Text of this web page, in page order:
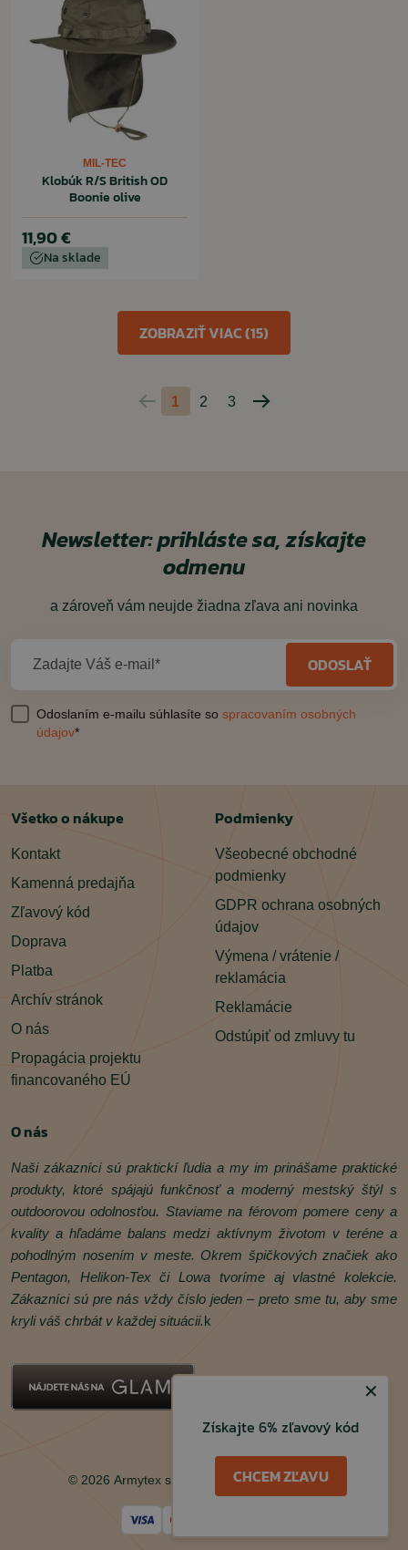
MIL-TEC
Klobúk R/S British OD
Boonie olive
11,90 €
Na sklade
Predchádzajúca
1 2 3
Nasledujúca
ZOBRAZIŤ VIAC (15)
Newsletter: prihláste sa, získajte
odmenu
a zároveň vám neujde žiadna zľava ani novinka
Zadajte Váš e-mail* ODOSLAŤ
Odoslaním e-mailu súhlasíte so spracovaním osobných
údajov*
Všetko o nákupe
Kontakt
Kamenná predajňa
Zľavový kód
Doprava
Platba
Archív stránok
O nás
Propagácia projektu
financovaného EÚ
Podmienky
Všeobecné obchodné
podmienky
GDPR ochrana osobných
údajov
Výmena / vrátenie /
reklamácia
Reklamácie
Odstúpiť od zmluvy tu
O nás
Naši zákazníci sú praktickí ľudia a my im prinášame praktické
produkty, ktoré spájajú funkčnosť a moderný mestský štýl s
outdoorovou odolnosťou. Staviame na férovom pomere ceny a
kvality a hľadáme balans medzi aktívnym životom v teréne a
pohodlným nosením v meste. Okrem špičkových značiek ako
Pentagon, Helikon‑Tex či Lowa tvoríme aj vlastné kolekcie.
Zákazníci sú pre nás vždy číslo jeden – preto sme tu, aby sme
kryli váš chrbát v každej situácii.k
Facebook
Instagram
© 2026 Armytex s.r.o. Všetky práva vyhradené.
✕
Získajte 6% zľavový kód
CHCEM ZĽAVU